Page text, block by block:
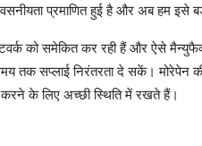
प्रमाणित हुई है और अब हम इसे
को समेकित कर रही हैं और ऐसे
तक सप्लाई निरंतरता दे सकें। मोरेपेन
करने के लिए अच्छी स्थिति में रखते हैं।